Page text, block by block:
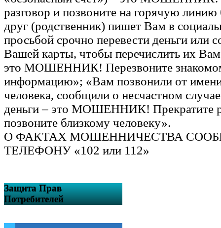
разговор и позвоните на горячую
друг (родственник) пишет Вам в
просьбой срочно перевести деньги или
Вашей карты, чтобы перечислить их
это МОШЕННИК! Перезвоните
информацию»; «Вам позвонили от имени
человека, сообщили о несчастном
деньги – это МОШЕННИК! Прекратите
позвоните близкому человеку».
О ФАКТАХ МОШЕННИЧЕСТВА
ТЕЛЕФОНУ «102 или 112»
Защита Прав
Потребителей